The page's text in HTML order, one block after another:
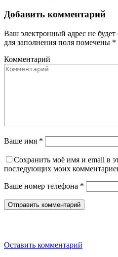
Добавить комментарий
Ваш электронный адрес не
для заполнения поля помечены *
Комментарий
Ваше имя *
Сохранить моё имя и email в
последующих моих
Ваше номер телефона *
Оставить комментарий